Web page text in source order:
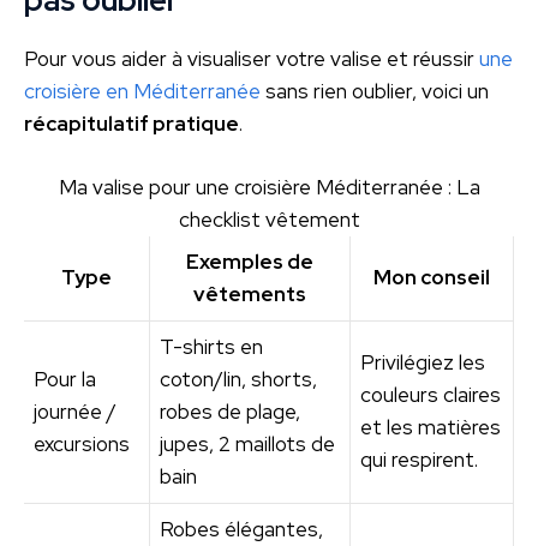
Pour vous aider à visualiser votre valise et réussirune
croisière en Méditerranée sans rien oublier, voici un
récapitulatif pratique.
Ma valise pour une croisière Méditerranée : La
checklist vêtement
Type
Exemples de
vêtements
Mon conseil
Pour la
journée /
excursions
T-shirts en
coton/lin, shorts,
robes de plage,
jupes, 2 maillots de
bain
Privilégiez les
couleurs claires
et les matières
qui respirent.
Robes élégantes,